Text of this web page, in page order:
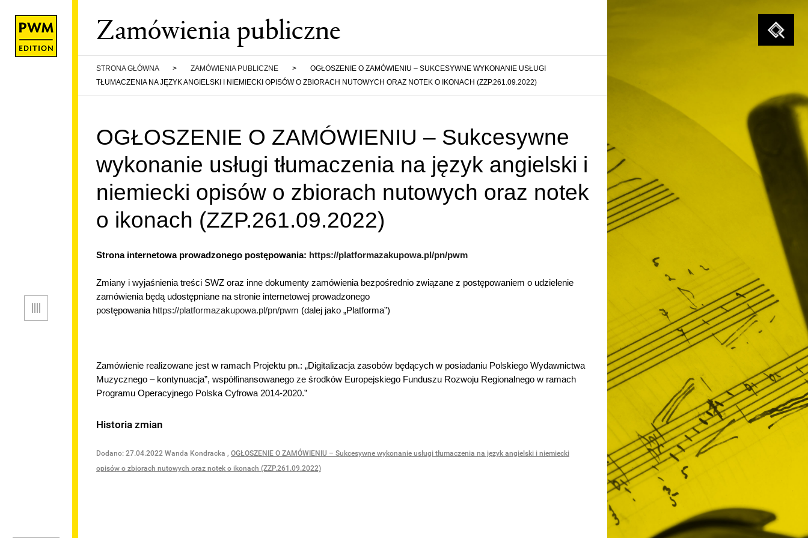
Menu
Szukaj
Zamówienia publiczne
STRONA GŁÓWNA > ZAMÓWIENIA PUBLICZNE >
OGŁOSZENIE O ZAMÓWIENIU – SUKCESYWNE WYKONANIE USŁUGI
TŁUMACZENIA NA JĘZYK ANGIELSKI I NIEMIECKI OPISÓW O ZBIORACH NUTOWYCH ORAZ NOTEK O IKONACH (ZZP.261.09.2022)
OGŁOSZENIE O ZAMÓWIENIU – Sukcesywne
wykonanie usługi tłumaczenia na język angielski i
niemiecki opisów o zbiorach nutowych oraz notek
o ikonach (ZZP.261.09.2022)
Strona internetowa prowadzonego postępowania: https://platformazakupowa.pl/pn/pwm
Zmiany i wyjaśnienia treści SWZ oraz inne dokumenty zamówienia bezpośrednio związane z postępowaniem o udzielenie
zamówienia będą udostępniane na stronie internetowej prowadzonego
postępowania https://platformazakupowa.pl/pn/pwm (dalej jako „Platforma”)
Zamówienie realizowane jest w ramach Projektu pn.: „Digitalizacja zasobów będących w posiadaniu Polskiego Wydawnictwa
Muzycznego – kontynuacja”, współfinansowanego ze środków Europejskiego Funduszu Rozwoju Regionalnego w ramach
Programu Operacyjnego Polska Cyfrowa 2014-2020.”
Historia zmian
Dodano: 27.04.2022 Wanda Kondracka , OGŁOSZENIE O ZAMÓWIENIU – Sukcesywne wykonanie usługi tłumaczenia na język angielski i niemiecki
opisów o zbiorach nutowych oraz notek o ikonach (ZZP.261.09.2022)